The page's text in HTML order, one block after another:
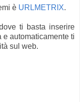
è URLMETRIX.
ti basta inserire
e automaticamente ti
sul web.